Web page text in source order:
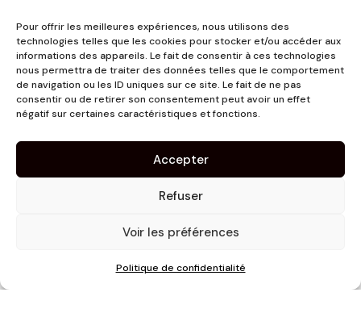
Pour offrir les meilleures expériences, nous utilisons des
technologies telles que les cookies pour stocker et/ou accéder aux
informations des appareils. Le fait de consentir à ces technologies
nous permettra de traiter des données telles que le comportement
de navigation ou les ID uniques sur ce site. Le fait de ne pas
consentir ou de retirer son consentement peut avoir un effet
négatif sur certaines caractéristiques et fonctions.
Accepter
Refuser
Voir les préférences
Politique de confidentialité
3 place Jeanne d'Arc
31000 Toulouse
contact@pujolmaison.com
05 62 73 70 73